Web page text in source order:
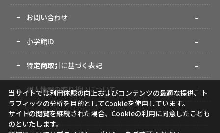
お問い合わせ
小学館ID
特定商取引に基づく表記
個人情報の取り扱いについて
サイトマップ
当サイトでは利用体験の向上およびコンテンツの最適な提供、ト
ラフィックの分析を目的としてCookieを使用しています。
サイトの閲覧を継続された場合、Cookieの利用に同意したことも
のといたします。